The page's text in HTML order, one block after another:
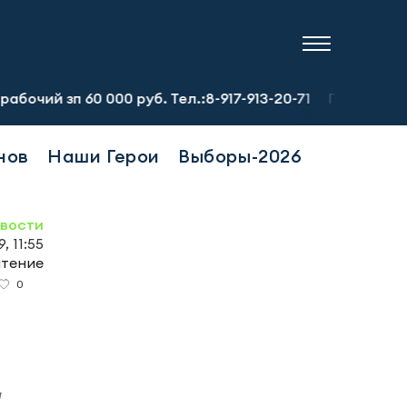
000 руб. Тел.:8-917-913-20-71 Предприятию
Наши Герои Выборы-2026
11:55
0